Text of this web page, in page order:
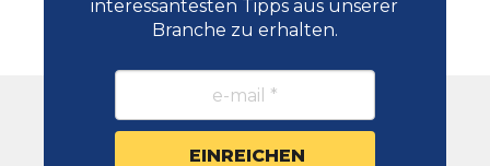
interessantesten Tipps aus unserer
Branche zu erhalten.